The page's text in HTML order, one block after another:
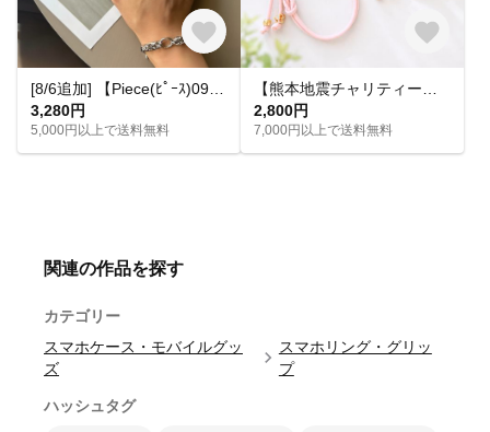
3,280円
5,000円以上で送料無料
2,800円
7,000円以上で送料無料
関連の作品を探す
カテゴリー
スマホケース・モバイルグッ
ズ
スマホリング・グリッ
プ
ハッシュタグ